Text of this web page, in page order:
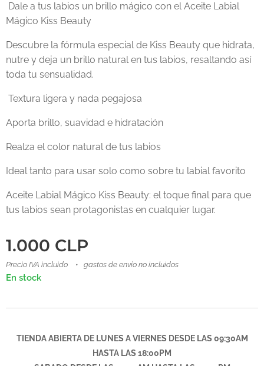
Dale a tus labios un brillo mágico con el Aceite Labial
Mágico Kiss Beauty
Descubre la fórmula especial de Kiss Beauty que hidrata,
nutre y deja un brillo natural en tus labios, resaltando así
toda tu sensualidad.
Textura ligera y nada pegajosa
Aporta brillo, suavidad e hidratación
Realza el color natural de tus labios
Ideal tanto para usar solo como sobre tu labial favorito
Aceite Labial Mágico Kiss Beauty: el toque final para que
tus labios sean protagonistas en cualquier lugar.
1.000 CLP
Precio IVA incluido gastos de envío no incluidos
En stock
TIENDA ABIERTA DE LUNES A VIERNES DESDE LAS 09:30AM
HASTA LAS 18:00PM